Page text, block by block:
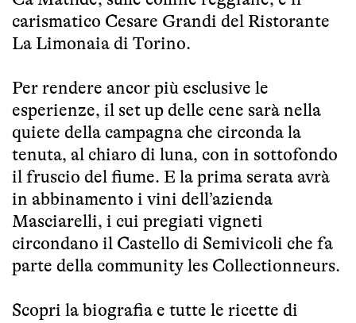
carismatico Cesare Grandi del Ristorante
La Limonaia di Torino.
Per rendere ancor più esclusive le
esperienze, il set up delle cene sarà nella
quiete della campagna che circonda la
tenuta, al chiaro di luna, con in sottofondo
il fruscio del fiume. E la prima serata avrà
in abbinamento i vini dell’azienda
Masciarelli, i cui pregiati vigneti
circondano il Castello di Semivicoli che fa
parte della community les Collectionneurs.
Scopri la biografia e tutte le ricette di